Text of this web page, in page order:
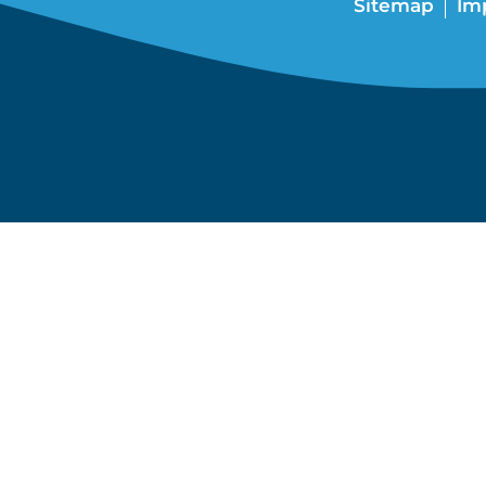
Sitemap